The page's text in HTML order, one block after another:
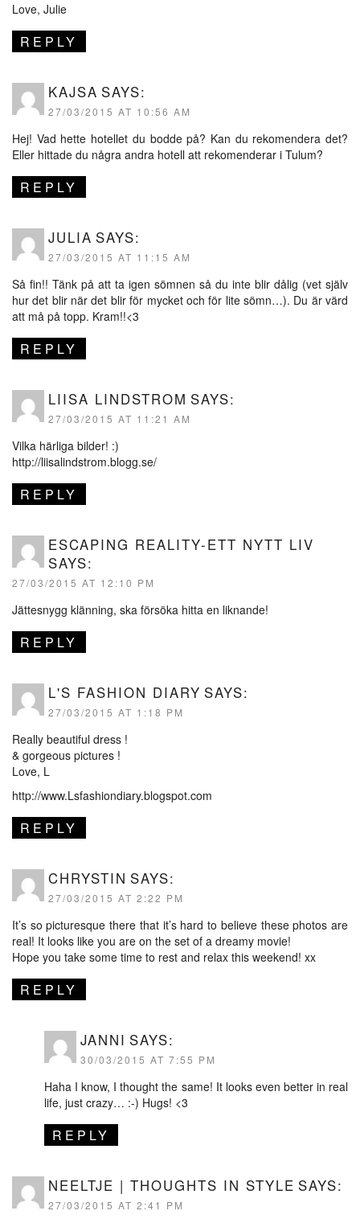
Love, Julie
REPLY
KAJSA SAYS:
27/03/2015 AT 10:56 AM
Hej! Vad hette hotellet du bodde på? Kan du rekomendera det?
Eller hittade du några andra hotell att rekomenderar i Tulum?
REPLY
JULIA SAYS:
27/03/2015 AT 11:15 AM
Så fin!! Tänk på att ta igen sömnen så du inte blir dålig (vet själv
hur det blir när det blir för mycket och för lite sömn…). Du är värd
att må på topp. Kram!!<3
REPLY
LIISA LINDSTROM SAYS:
27/03/2015 AT 11:21 AM
Vilka härliga bilder! :)
http://liisalindstrom.blogg.se/
REPLY
ESCAPING REALITY-ETT NYTT LIV
SAYS:
27/03/2015 AT 12:10 PM
Jättesnygg klänning, ska försöka hitta en liknande!
REPLY
L'S FASHION DIARY SAYS:
27/03/2015 AT 1:18 PM
Really beautiful dress !
& gorgeous pictures !
Love, L
http://www.Lsfashiondiary.blogspot.com
REPLY
CHRYSTIN SAYS:
27/03/2015 AT 2:22 PM
It’s so picturesque there that it’s hard to believe these photos are
real! It looks like you are on the set of a dreamy movie!
Hope you take some time to rest and relax this weekend! xx
REPLY
JANNI SAYS:
30/03/2015 AT 7:55 PM
Haha I know, I thought the same! It looks even better in real
life, just crazy… :-) Hugs! <3
REPLY
NEELTJE | THOUGHTS IN STYLE SAYS:
27/03/2015 AT 2:41 PM